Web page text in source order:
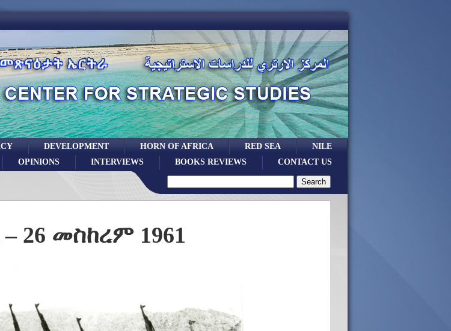
NILE
RED SEA
HORN OF AFRICA
DEVELOPMENT
CONTACT US
BOOKS REVIEWS
INTERVIEWS
OPINIONS
26 መስከረም 1961